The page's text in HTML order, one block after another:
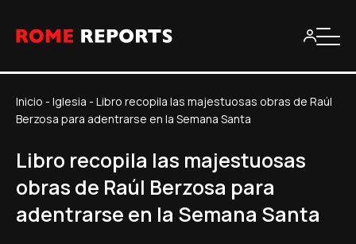
Inicio - Iglesia - Libro recopila las majestuosas obras de Raúl
Berzosa para adentrarse en la Semana Santa
Libro recopila las majestuosas
obras de Raúl Berzosa para
adentrarse en la Semana Santa